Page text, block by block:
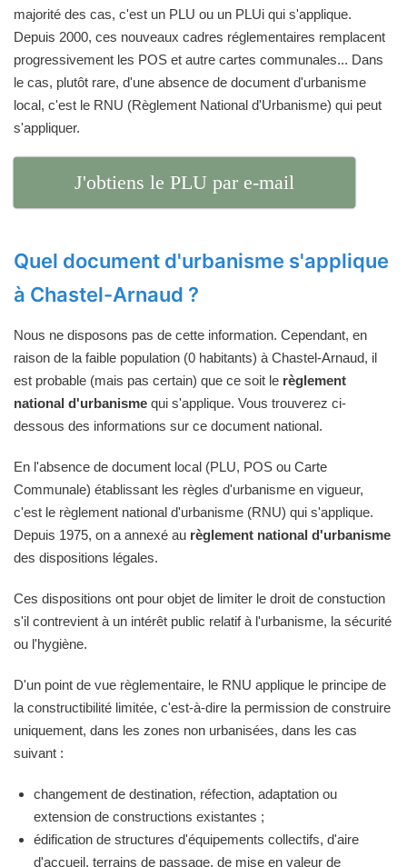
majorité des cas, c'est un PLU ou un PLUi qui s'applique.
Depuis 2000, ces nouveaux cadres réglementaires remplacent
progressivement les POS et autre cartes communales... Dans
le cas, plutôt rare, d'une absence de document d'urbanisme
local, c'est le RNU (Règlement National d'Urbanisme) qui peut
s'appliquer.
J'obtiens le PLU par e-mail
Quel document d'urbanisme s'applique
à Chastel-Arnaud ?
Nous ne disposons pas de cette information. Cependant, en
raison de la faible population (0 habitants) à Chastel-Arnaud, il
est probable (mais pas certain) que ce soit le règlement
national d'urbanisme qui s'applique. Vous trouverez ci-
dessous des informations sur ce document national.
En l'absence de document local (PLU, POS ou Carte
Communale) établissant les règles d'urbanisme en vigueur,
c'est le règlement national d'urbanisme (RNU) qui s'applique.
Depuis 1975, on a annexé au règlement national d'urbanisme
des dispositions légales.
Ces dispositions ont pour objet de limiter le droit de constuction
s'il contrevient à un intérêt public relatif à l'urbanisme, la sécurité
ou l'hygiène.
D'un point de vue règlementaire, le RNU applique le principe de
la constructibilité limitée, c'est-à-dire la permission de construire
uniquement, dans les zones non urbanisées, dans les cas
suivant :
changement de destination, réfection, adaptation ou
extension de constructions existantes ;
édification de structures d'équipements collectifs, d'aire
d'accueil, terrains de passage, de mise en valeur de